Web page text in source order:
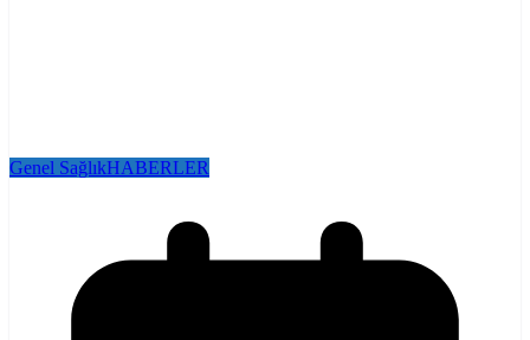
Genel SağlıkHABERLER